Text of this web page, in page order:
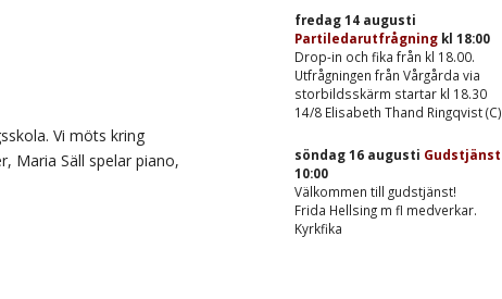
Vi möts kring
Maria Säll spelar piano,
fredag 14 augusti
Partiledarutfrågning kl 18:00
Drop-in och fika från kl 18.00.
Utfrågningen från Vårgårda via
storbildsskärm startar kl 18.30
14/8 Elisabeth Thand Ringqvist (C)
söndag 16 augusti Gudstjänst
10:00
Välkommen till gudstjänst!
Frida Hellsing m fl medverkar.
Kyrkfika